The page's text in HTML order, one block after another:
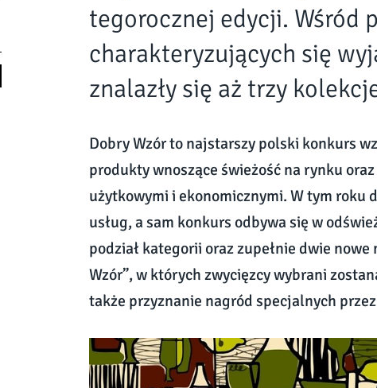
tegorocznej edycji. Wśród
charakteryzujących się
znalazły się aż trzy
Dobry Wzór to najstarszy polski konkurs
produkty wnoszące świeżość na rynku
użytkowymi i ekonomicznymi. W tym
usług, a sam konkurs odbywa się w
podział kategorii oraz zupełnie dwie
Wzór”, w których zwycięzcy wybrani
także przyznanie nagród specjalnych